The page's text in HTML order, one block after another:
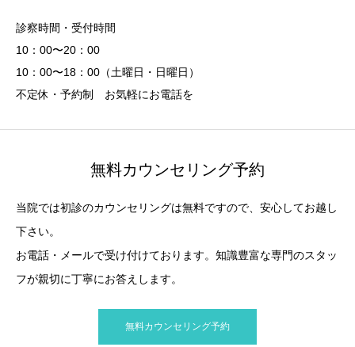
診察時間・受付時間
10：00〜20：00
10：00〜18：00（土曜日・日曜日）
不定休・予約制 お気軽にお電話を
無料カウンセリング予約
当院では初診のカウンセリングは無料ですので、安心してお越し
下さい。
お電話・メールで受け付けております。知識豊富な専門のスタッ
フが親切に丁寧にお答えします。
無料カウンセリング予約